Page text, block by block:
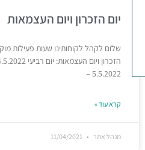
יום הזכרון ויום העצמאות
שלום לקהל לקוחותינו שעות פעילות מוקד
5.5.2022 –
קרא עוד »
מנהל אתר 11/04/2021